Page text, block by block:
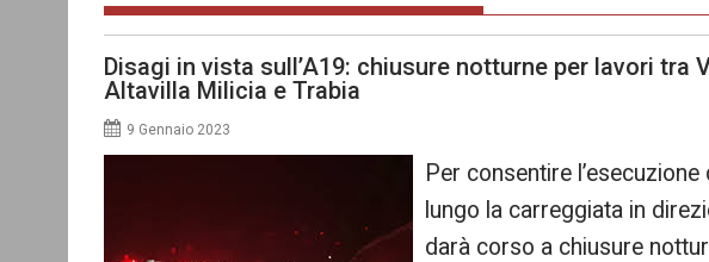
Disagi in vista sull’A19: chiusure notturne per lavori tra
Altavilla Milicia e Trabia
9 Gennaio 2023
Per consentire
lungo la carreggiata in
darà corso a chiusure